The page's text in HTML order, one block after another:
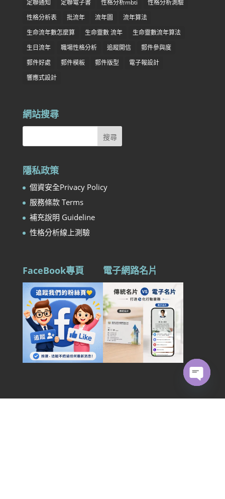
定聯通知
定聯電子書 性格分析mbti
性格分析測驗
性格分析表
批流年 流年圖
流年算法
生命流年數怎麼算
生命靈數 流年
生命靈數流年算法
生日流年
職場性格分析 追蹤開信
郵件參與度
郵件好處
郵件模板 郵件版型
電子報設計
響應式設計
網站搜尋
隱私政策
個資安全Privacy Policy
服務條款 Terms
補充說明 Guideline
性格分析線上測驗
FaceBook專頁 電子網路名片
chaty